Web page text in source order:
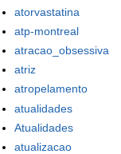
atorvastatina
atp-montreal
atracao_obsessiva
atriz
atropelamento
atualidades
Atualidades
atualizacao